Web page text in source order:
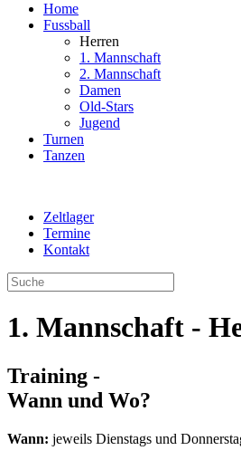
Home
Fussball
Herren
1. Mannschaft
2. Mannschaft
Damen
Old-Stars
Jugend
Turnen
Tanzen
Zeltlager
Termine
Kontakt
1. Mannschaft -
Training -
Wann und Wo?
Wann: jeweils Dienstags und